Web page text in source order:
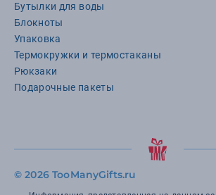
Бутылки для воды
Блокноты
Упаковка
Термокружки и термостаканы
Рюкзаки
Подарочные пакеты
© 2026 TooManyGifts.ru